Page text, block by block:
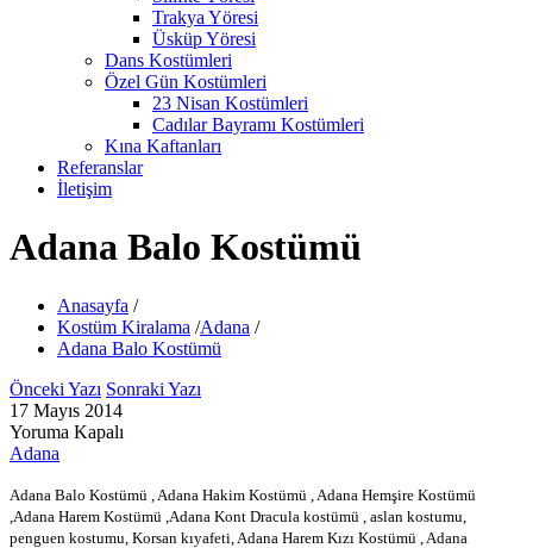
Trakya Yöresi
Üsküp Yöresi
Dans Kostümleri
Özel Gün Kostümleri
23 Nisan Kostümleri
Cadılar Bayramı Kostümleri
Kına Kaftanları
Referanslar
İletişim
Adana Balo Kostümü
Anasayfa /
Kostüm Kiralama /Adana /
Adana Balo Kostümü
Önceki Yazı Sonraki Yazı
17 Mayıs 2014
Yoruma Kapalı
Adana
Adana Balo Kostümü , Adana Hakim Kostümü , Adana Hemşire Kostümü
,Adana Harem Kostümü ,Adana Kont Dracula kostümü , aslan kostumu,
penguen kostumu, Korsan kıyafeti, Adana Harem Kızı Kostümü , Adana